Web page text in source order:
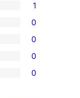
1
0
0
0
0